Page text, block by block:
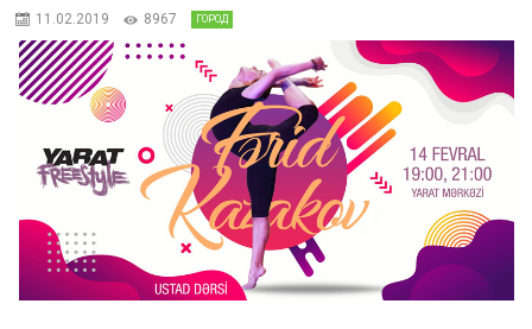
11.02.2019 8967 ГОРОД